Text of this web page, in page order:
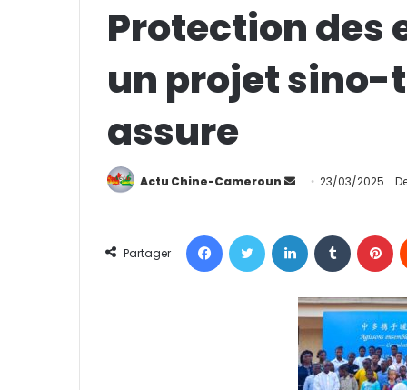
Protection des
un projet sino-
assure
Actu Chine-Cameroun
y
r
u
n
c
23/03/2025
Partager